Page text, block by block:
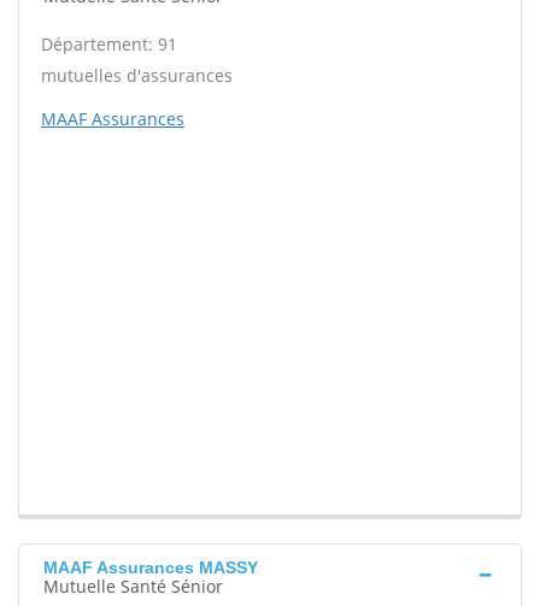
Département: 91
mutuelles d'assurances
MAAF Assurances
MAAF Assurances MASSY
Mutuelle Santé Sénior